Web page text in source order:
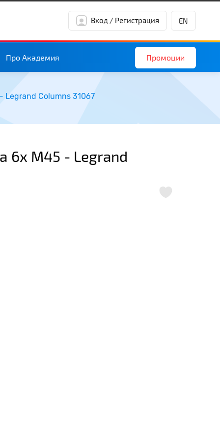
Вход / Регистрация EN
Про Академия Промоции
Legrand Columns 31067
6х М45 - Legrand